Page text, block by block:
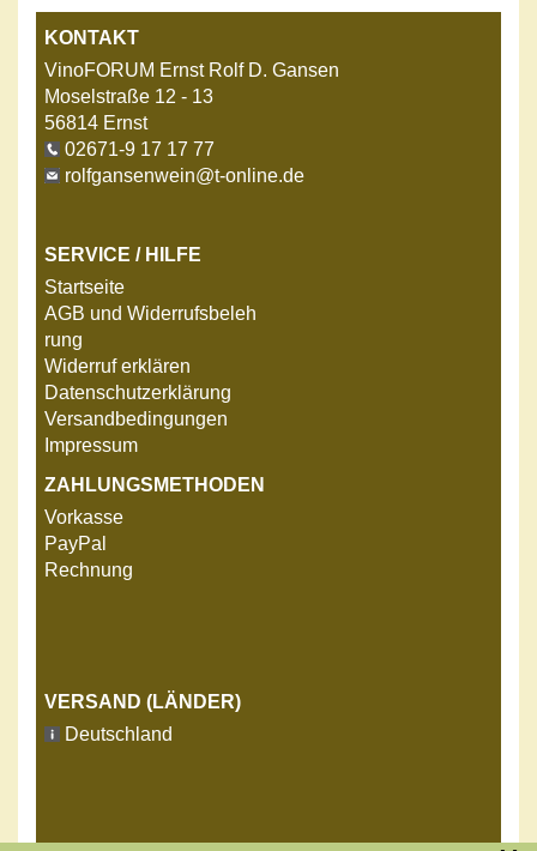
KONTAKT
VinoFORUM Ernst Rolf D. Gansen
Moselstraße 12 - 13
56814 Ernst
02671-9 17 17 77
rolfgansenwein@t-online.de
SERVICE / HILFE
Startseite
AGB und Widerrufsbeleh
rung
Widerruf erklären
Datenschutzerklärung
Versandbedingungen
Impressum
ZAHLUNGSMETHODEN
Vorkasse
PayPal
Rechnung
VERSAND (LÄNDER)
Deutschland